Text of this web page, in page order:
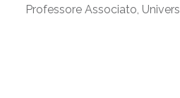
Professore Associato,